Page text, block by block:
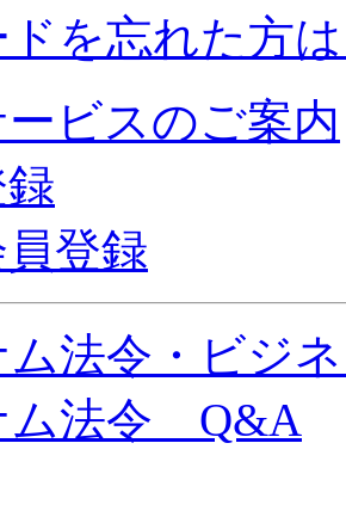
を忘れた方
ビスのご案内
登録
ム法令・ビジ
ム法令 Q&A